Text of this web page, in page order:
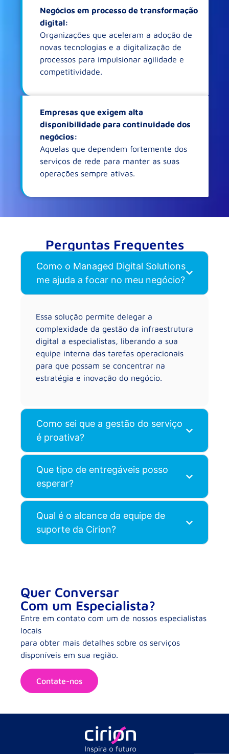
Negócios em processo de transformação
digital:
Organizações que aceleram a adoção de
novas tecnologias e a digitalização de
processos para impulsionar agilidade e
competitividade.
Empresas que exigem alta
disponibilidade para continuidade dos
negócios:
Aquelas que dependem fortemente dos
serviços de rede para manter as suas
operações sempre ativas.
Perguntas Frequentes
Como o Managed Digital Solutions
me ajuda a focar no meu negócio?
Essa solução permite delegar a
complexidade da gestão da infraestrutura
digital a especialistas, liberando a sua
equipe interna das tarefas operacionais
para que possam se concentrar na
estratégia e inovação do negócio.
Como sei que a gestão do serviço
é proativa?
Que tipo de entregáveis posso
esperar?
Qual é o alcance da equipe de
suporte da Cirion?
Quer Conversar
Com um Especialista?
Entre em contato com um de nossos especialistas
locais
para obter mais detalhes sobre os serviços
disponíveis em sua região.
Contate-nos